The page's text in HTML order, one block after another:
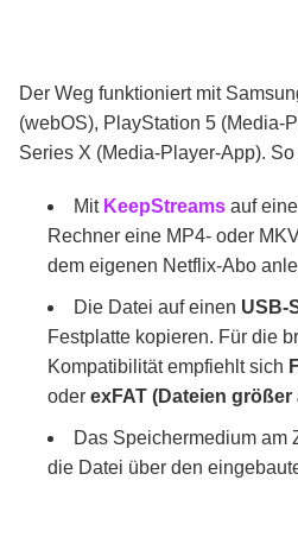
Der Weg funktioniert mit
(webOS), PlayStation 5 (Media-
Series X (Media-Player-App).
Mit KeepStreams auf
Rechner eine MP4- oder
dem eigenen Netflix-Abo
Die Datei auf einen USB-
Festplatte kopieren. Für die
Kompatibilität empfiehlt sich
oder exFAT (Dateien größer
Das Speichermedium am
die Datei über den